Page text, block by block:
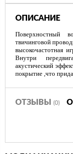
ОПИСАНИЕ
Поверхностный
твичинговой
высокочастотная
Внутри
акустический
покрытие ,что
ОТЗЫВЫ (0)